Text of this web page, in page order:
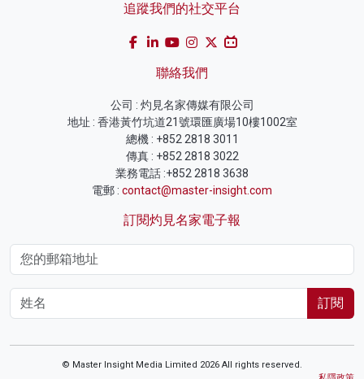
追蹤我們的社交平台
聯絡我們
公司 : 灼見名家傳媒有限公司
地址 : 香港黃竹坑道21號環匯廣場10樓1002室
總機 : +852 2818 3011
傳真 : +852 2818 3022
業務電話 :+852 2818 3638
電郵 : contact@master-insight.com
訂閱灼見名家電子報
訂閱
© Master Insight Media Limited 2026 All rights reserved.